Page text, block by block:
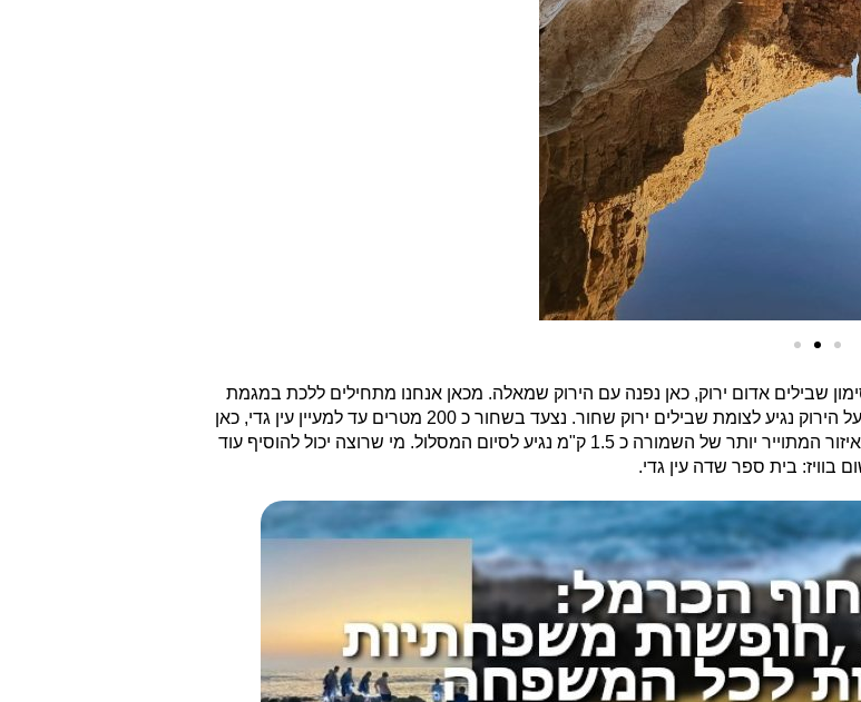
האדום ונצעד כ 100 מטרים עד למפגש סימון שבילים אדום ירוק, כאן נפנה עם הירוק שמאלה. מכאן אנחנו מתחילים ללכת במגמת
ירידה שמשמאלנו ערוץ נחל דוד והנוף מסביב של ים המלח. לאחר כ 600 מטרים על הירוק נגיע לצומת שבילים ירוק שחור. נצעד בשחור כ 200 מטרים עד למעיין עין גדי, כאן
נפנה שמאלה על פי השילוט לכיוון המקדש הכלכוליתי ועין שולמית ובירידה לכיוון האיזור המתוייר יותר של השמורה כ 1.5 ק"מ נגיע לסיום המסלול. מי שרוצה יכול להוסיף עוד
בוויז: בית ספר שדה עין גדי.